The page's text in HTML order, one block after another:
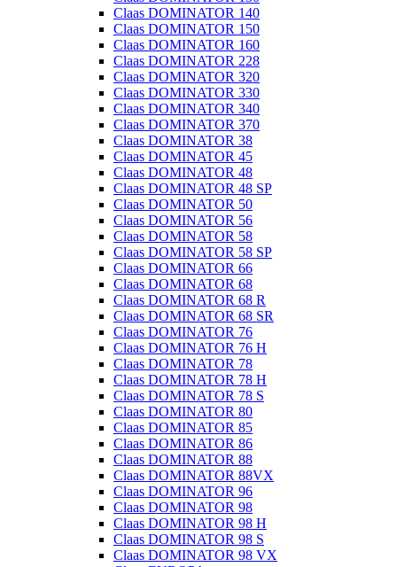
Claas DOMINATOR 140
Claas DOMINATOR 150
Claas DOMINATOR 160
Claas DOMINATOR 228
Claas DOMINATOR 320
Claas DOMINATOR 330
Claas DOMINATOR 340
Claas DOMINATOR 370
Claas DOMINATOR 38
Claas DOMINATOR 45
Claas DOMINATOR 48
Claas DOMINATOR 48 SP
Claas DOMINATOR 50
Claas DOMINATOR 56
Claas DOMINATOR 58
Claas DOMINATOR 58 SP
Claas DOMINATOR 66
Claas DOMINATOR 68
Claas DOMINATOR 68 R
Claas DOMINATOR 68 SR
Claas DOMINATOR 76
Claas DOMINATOR 76 H
Claas DOMINATOR 78
Claas DOMINATOR 78 H
Claas DOMINATOR 78 S
Claas DOMINATOR 80
Claas DOMINATOR 85
Claas DOMINATOR 86
Claas DOMINATOR 88
Claas DOMINATOR 88VX
Claas DOMINATOR 96
Claas DOMINATOR 98
Claas DOMINATOR 98 H
Claas DOMINATOR 98 S
Claas DOMINATOR 98 VX